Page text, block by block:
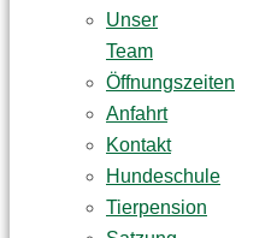
Unser
Team
Öffnungszeiten
Anfahrt
Kontakt
Hundeschule
Tierpension